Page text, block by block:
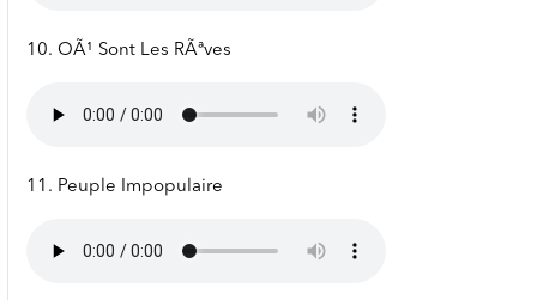
10. OÃ¹ Sont Les RÃªves
11. Peuple Impopulaire